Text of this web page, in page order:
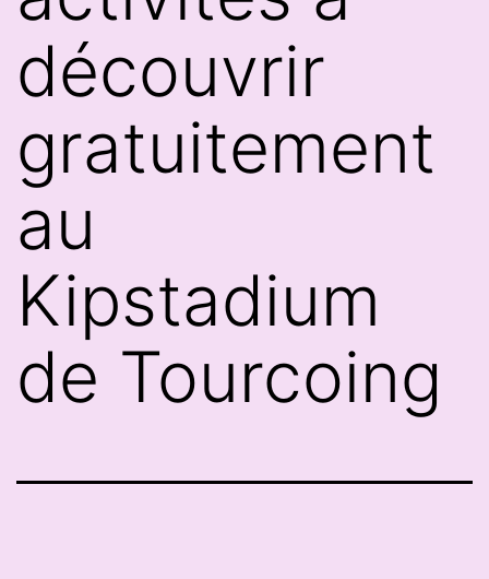
découvrir
gratuitement
au
Kipstadium
de Tourcoing